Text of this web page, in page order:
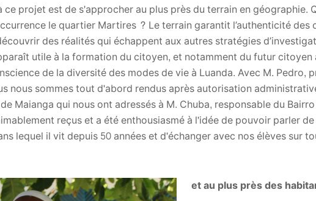
ce projet est de s'approcher au plus près du terrain en géographie.
le quartier Martires ? Le terrain garantit l’authenticité des
des réalités qui échappent aux autres stratégies
utile à la formation du citoyen, et notamment du futur citoyen
de la diversité des modes de vie à Luanda. Avec M. Pedro,
nous sommes tout d'abord rendus après autorisation
Maianga qui nous ont adressés à M. Chuba, responsable du
reçus et a été enthousiasmé à l'idée de pouvoir parler
lequel il vit depuis 50 années et d'échanger avec nos élèves sur
et au plus près des